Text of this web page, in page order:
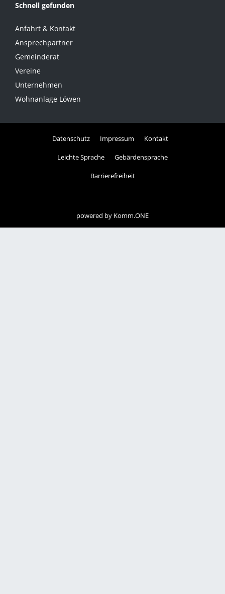
Schnell gefunden
Anfahrt & Kontakt
Ansprechpartner
Gemeinderat
Vereine
Unternehmen
Wohnanlage Löwen
Datenschutz Impressum Kontakt
Leichte Sprache Gebärdensprache
Barrierefreiheit
powered by Komm.ONE